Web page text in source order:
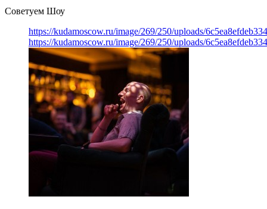
Советуем Шоу
https://kudamoscow.ru/image/269/250/uploads/
https://kudamoscow.ru/image/269/250/uploads/